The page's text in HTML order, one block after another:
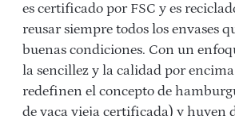
es certificado por FSC y es
reusar siempre todos los envases
buenas condiciones. Con un
la sencillez y la calidad por
redefinen el concepto de
de vaca vieja certificada) y huyen